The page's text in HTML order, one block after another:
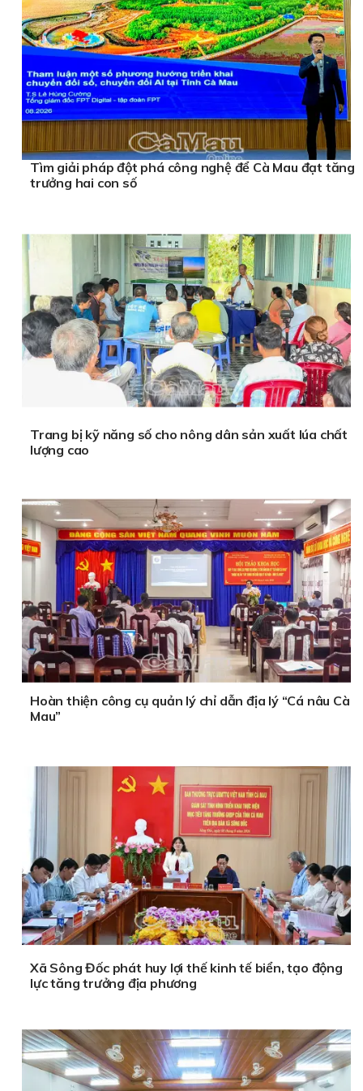
Tìm giải pháp đột phá công nghệ để Cà Mau đạt tăng
trưởng hai con số
Trang bị kỹ năng số cho nông dân sản xuất lúa chất
lượng cao
Hoàn thiện công cụ quản lý chỉ dẫn địa lý “Cá nâu Cà
Mau”
Xã Sông Đốc phát huy lợi thế kinh tế biển, tạo động
lực tăng trưởng địa phương